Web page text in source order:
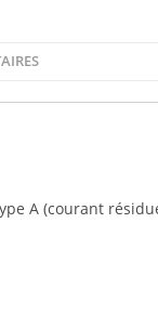
A (courant